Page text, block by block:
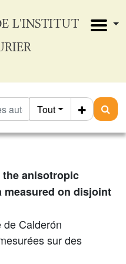
L'INSTITUT
Tout
anisotropic
measured on disjoint
Calderón
sur des